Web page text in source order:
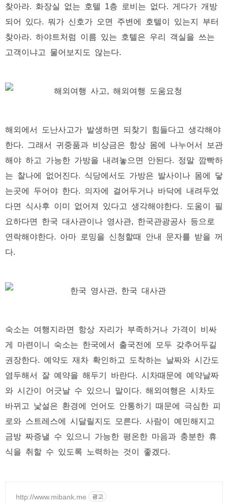
찾아라. 화장실 없는 호텔 1층 로비는 없다. 게다가 개방
되어 있다. 뭐가 신호가 오면 주변에 호텔이 있는지 부터
찾아라. 하야트처럼 이름 있는 호텔은 우리 객실을 쓰는
고객이냐고 물어보지도 않는다.
해외에서 도난사고가 발생하면 되찾기 힘들다고 생각해야
한다. 그래서 귀중품과 비상금은 항상 몸에 나누어서 보관
해야 하고 가능한 가방을 내려놓으면 안된다. 정말 깜빡하
는 찰나에 없어진다. 식당에서도 가방은 발사이나 몸에 닿
는곳에 두어야 한다. 의자에 걸어두거나 바닥에 내려두었
다면 식사후 이미 없어져 있다고 생각해야한다. 도움이 필
요하다면 한국 대사관이나 영사관, 한국관광공사 등으로
연락해야한다. 아마 로밍을 신청할때 안내 문자를 받을 꺼
다.
숙소는 여행지라면 항상 자리가 부족하거나 가격이 비싸
게 마련이니 숙소는 한국에서 출국전에 모두 갖추어두길
권장한다. 예약도 재차 확인하고 도착하는 날짜와 시간도
염두해서 잘 예약을 해두기 바란다. 시차때문에 예약날짜
와 시간이 어긋날 수 있으니 말이다. 해외여행은 시차도
바뀌고 낯설은 환경에 언어도 안통하기 때문에 극심한 피
로와 스트레스에 시달릴지도 모른다. 사람이 예민해지고
금방 짜증낼 수 있으니 가능한 평온한 마음과 충분한 휴
식을 취할 수 있도록 노력하는 것이 좋겠다.
http://www.mibank.me 광고